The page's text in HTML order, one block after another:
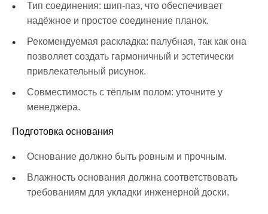
Тип соединения: шип-паз, что обеспечивает
надёжное и простое соединение планок.
Рекомендуемая раскладка: палубная, так как она
позволяет создать гармоничный и эстетически
привлекательный рисунок.
Совместимость с тёплым полом: уточните у
менеджера.
Подготовка основания
Основание должно быть ровным и прочным.
Влажность основания должна соответствовать
требованиям для укладки инженерной доски.